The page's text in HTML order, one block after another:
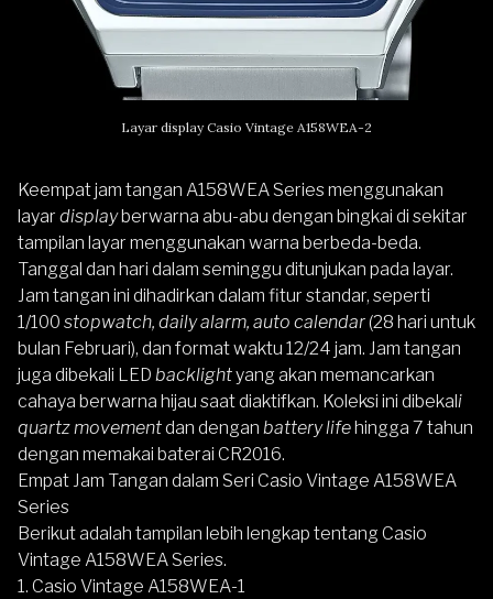
Layar display Casio Vintage A158WEA-2
Keempat jam tangan A158WEA Series menggunakan
layar displayberwarna abu-abu dengan bingkai di sekitar
tampilan layar menggunakan warna berbeda-beda.
Tanggal dan hari dalam seminggu ditunjukan pada layar.
Jam tangan ini dihadirkan dalam fitur standar, seperti
1/100 stopwatch, daily alarm, auto calendar(28 hari untuk
bulan Februari), dan format waktu 12/24 jam. Jam tangan
juga dibekali LED backlightyang akan memancarkan
cahaya berwarna hijau saat diaktifkan. Koleksi ini dibekal i
quartz movementdan dengan battery life hingga 7 tahun
dengan memakai baterai CR2016.
Empat Jam Tangan dalam Seri Casio Vintage A158WEA
Series
Berikut adalah tampilan lebih lengkap tentang Casio
Vintage A158WEA Series.
1. Casio Vintage A158WEA-1